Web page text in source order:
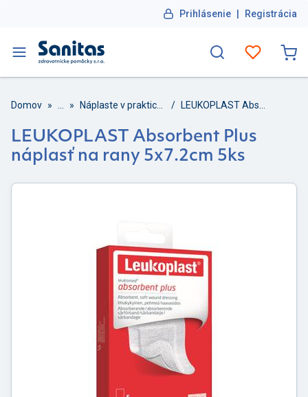
Prihlásenie | Registrácia
Domov » » /
LEUKOPLAST Absorbent Plus
náplasť na rany 5x7.2cm 5ks